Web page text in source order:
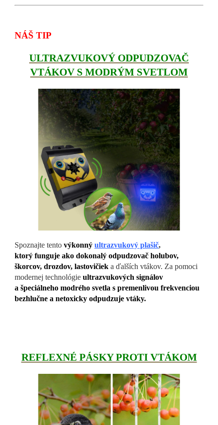
NÁŠ TIP
ULTRAZVUKOVÝ ODPUDZOVAČ
VTÁKOV S MODRÝM SVETLOM
Spoznajte tento výkonný ultrazvukový plašič,
ktorý funguje ako dokonalý odpudzovač holubov,
škorcov, drozdov, lastovičiek a ďalších vtákov. Za pomoci
modernej technológie ultrazvukových signálov
a špeciálneho modrého svetla s premenlivou frekvenciou
bezhlučne a netoxicky odpudzuje vtáky.
REFLEXNÉ PÁSKY PROTI VTÁKOM